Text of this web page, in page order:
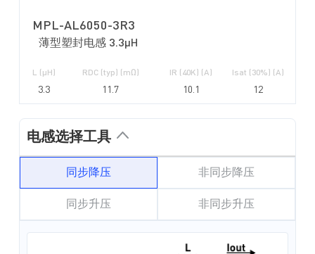
MPL-AL6050-3R3
薄型塑封电感 3.3µH
L (µH) RDC (typ) (mΩ) IR (40K) (A) Isat (30%) (A)
3.3 11.7 10.1 12
电感选择工具
同步降压 非同步降压
同步升压 非同步升压